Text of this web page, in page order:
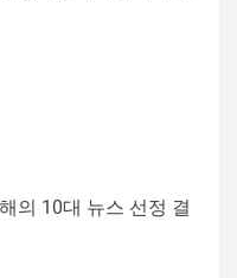
의 10대 뉴스 선정 결